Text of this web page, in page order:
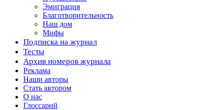
Эмиграция
Благотворительность
Наш дом
Мифы
Подписка на журнал
Тесты
Архив номеров журнала
Реклама
Наши авторы
Стать автором
О нас
Глоссарий